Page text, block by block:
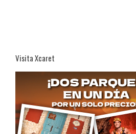
Visita Xcaret